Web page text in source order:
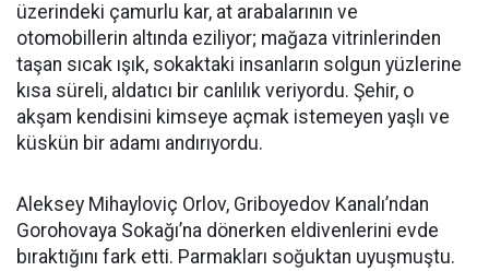
üzerindeki çamurlu kar, at arabalarının ve
otomobillerin altında eziliyor; mağaza vitrinlerinden
taşan sıcak ışık, sokaktaki insanların solgun yüzlerine
kısa süreli, aldatıcı bir canlılık veriyordu. Şehir, o
akşam kendisini kimseye açmak istemeyen yaşlı ve
küskün bir adamı andırıyordu.
Aleksey Mihayloviç Orlov, Griboyedov Kanalı’ndan
Gorohovaya Sokağı’na dönerken eldivenlerini evde
bıraktığını fark etti. Parmakları soğuktan uyuşmuştu.